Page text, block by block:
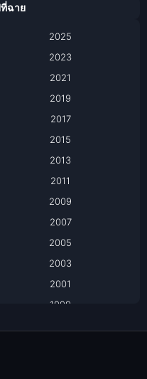
เรื่องจริง
เรื่องจริง
ฉาย
2025
2023
2021
2019
2017
2015
2013
2011
2009
2007
2005
2003
2001
1999